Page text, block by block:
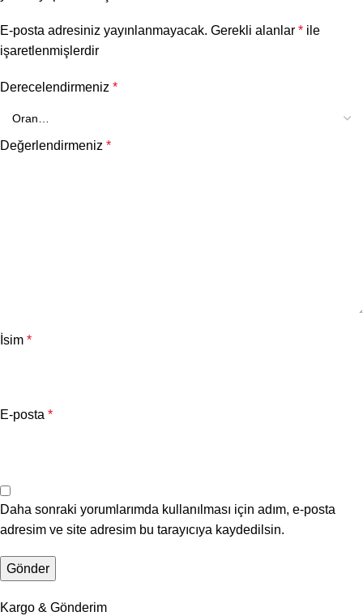
E-posta adresiniz yayınlanmayacak. Gerekli alanlar * ile
işaretlenmişlerdir
Derecelendirmeniz *
Değerlendirmeniz *
İsim *
E-posta *
Daha sonraki yorumlarımda kullanılması için adım, e-posta
adresim ve site adresim bu tarayıcıya kaydedilsin.
Kargo & Gönderim